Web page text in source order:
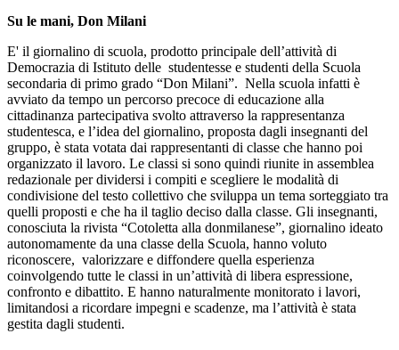
Su le mani, Don Milani
E' il giornalino di scuola, prodotto principale dell’attività di
Democrazia di Istituto delle studentesse e studenti della Scuola
secondaria di primo grado “Don Milani”. Nella scuola infatti è
avviato da tempo un percorso precoce di educazione alla
cittadinanza partecipativa svolto attraverso la rappresentanza
studentesca, e l’idea del giornalino, proposta dagli insegnanti del
gruppo, è stata votata dai rappresentanti di classe che hanno poi
organizzato il lavoro. Le classi si sono quindi riunite in assemblea
redazionale per dividersi i compiti e scegliere le modalità di
condivisione del testo collettivo che sviluppa un tema sorteggiato tra
quelli proposti e che ha il taglio deciso dalla classe. Gli insegnanti,
conosciuta la rivista “Cotoletta alla donmilanese”, giornalino ideato
autonomamente da una classe della Scuola, hanno voluto
riconoscere, valorizzare e diffondere quella esperienza
coinvolgendo tutte le classi in un’attività di libera espressione,
confronto e dibattito. E hanno naturalmente monitorato i lavori,
limitandosi a ricordare impegni e scadenze, ma l’attività è stata
gestita dagli studenti.